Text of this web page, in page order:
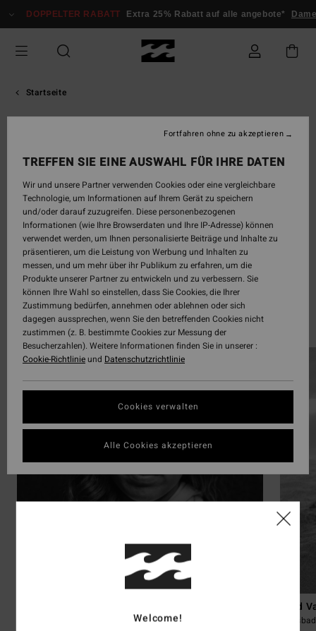
Inhalt
DOPPELTER RABATT Extra 25% Rabatt auf alle angebote*
Startseite
Billabong Damen-Teameam
Unsere Elite-Riderinnen
Team Billabong: ein Surfteam, vereint, um auf
jeder Welle neue Grenzen zu setzen. Folge unseren
Athletinnen, erlebe ihre besten Sessions und
shoppe die technische Ausrüstung, die sie selbst
unter extremsten Bedingungen begleitet.
Surf
Ontdek de 25 atleten
Reid
Welcome!
TREFFEN SIE EINE AUSWAHL FÜR IHRE DATEN
Wir und unsere Partner verwenden Cookies oder eine vergleichbare
Technologie, um Informationen auf Ihrem Gerät zu speichern
und/oder darauf zuzugreifen. Diese personenbezogenen
Informationen (wie Ihre Browserdaten und Ihre IP-Adresse) können
verwendet werden, um Ihnen personalisierte Beiträge und Inhalte zu
präsentieren, um die Leistung von Werbung und Inhalten zu
messen, und um mehr über ihr Publikum zu erfahren, um die
Produkte unserer Partner zu entwickeln und zu verbessern. Sie
können Ihre Wahl so einstellen, dass Sie Cookies, die Ihrer
Zustimmung bedürfen, annehmen oder ablehnen oder sich
dagegen aussprechen, wenn Sie den betreffenden Cookies nicht
zustimmen (z. B. bestimmte Cookies zur Messung der
Besucherzahlen). Weitere Informationen finden Sie in unserer :
Cookie-Richtlinieund Datenschutzrichtlinie
Cookies verwalten
Fortfahren ohne zu akzeptieren
Alle Cookies akzeptieren